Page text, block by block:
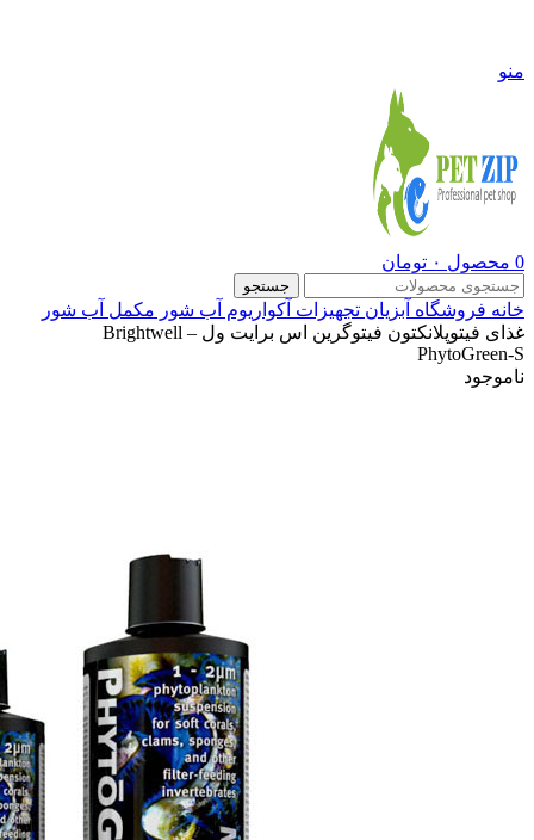
منو
0 محصول ۰ تومان
جستجو
خانه فروشگاه آبزیان تجهیزات آکواریوم آب شور مکمل آب شور
غذای فیتوپلانکتون فیتوگرین اس برایت ول – Brightwell
PhytoGreen-S
ناموجود